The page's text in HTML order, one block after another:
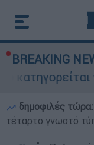
BREAKING
για την
δημοφιλές τώρα:
τέταρτο γνωστό